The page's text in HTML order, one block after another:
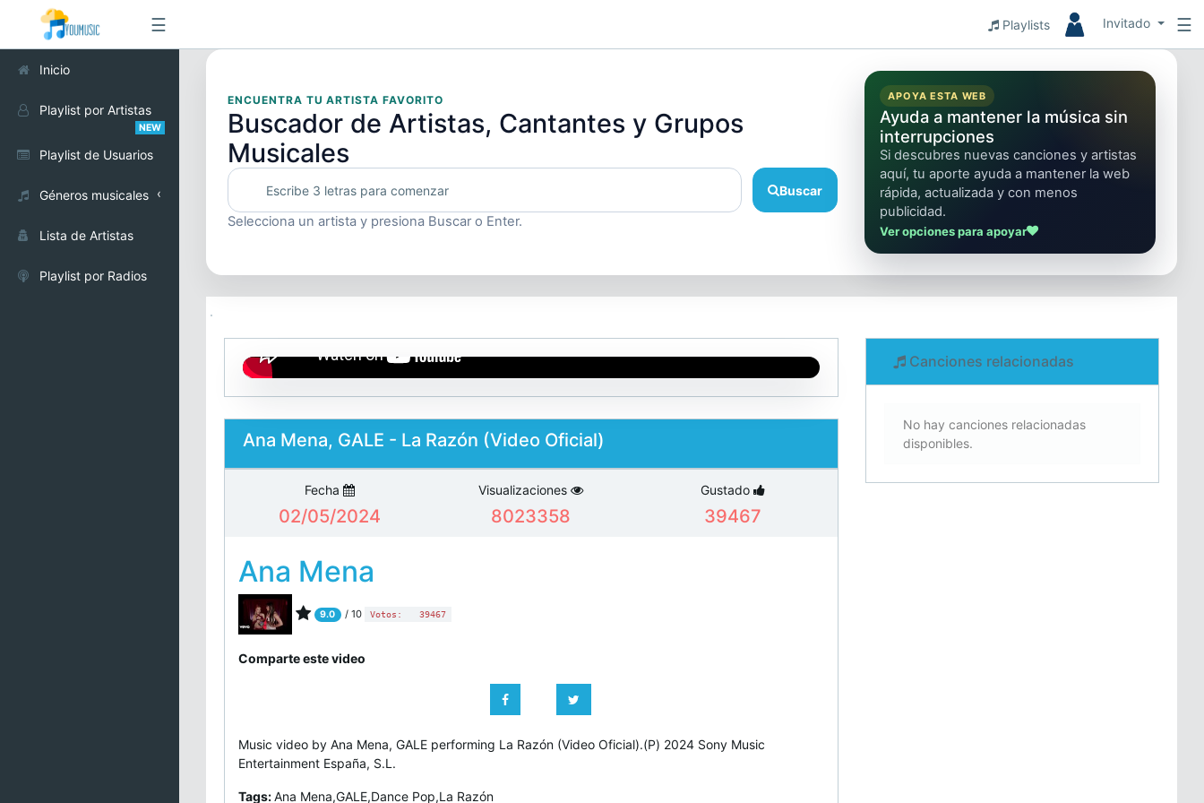
☰ Playlists Invitado ☰
Inicio
Playlist por Artistas
NEW
Playlist de Usuarios
Géneros musicales
Alternativo
Cumbia
Lista de Artistas
Playlist por Radios
ENCUENTRA TU ARTISTA FAVORITO
Buscador de Artistas, Cantantes y Grupos
Musicales
Buscar
Selecciona un artista y presiona Buscar o Enter.
APOYA ESTA WEB
Ayuda a mantener la música sin
interrupciones
Si descubres nuevas canciones y artistas
aquí, tu aporte ayuda a mantener la web
rápida, actualizada y con menos
publicidad.
Ver opciones para apoyar
Ana Mena, GALE - La Razón (Video Oficial)
Fecha
02/05/2024
Visualizaciones
8023358
Gustado
39467
Ana Mena
9.0 / 10 Votos: 39467
Comparte este video
Music video by Ana Mena, GALE performing La Razón (Video Oficial).(P) 2024 Sony Music
Entertainment España, S.L.
Tags:Ana Mena,GALE,Dance Pop,La Razón
Canciones relacionadas
No hay canciones relacionadas
disponibles.